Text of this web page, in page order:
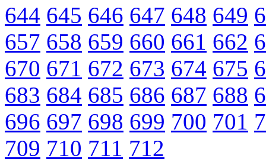
644 645 646 647 648 649
657 658 659 660 661 662
670 671 672 673 674 675
683 684 685 686 687 688
696 697 698 699 700 701
709 710 711 712